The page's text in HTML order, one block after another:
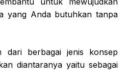
yang Anda butuhkan tanpa
dari berbagai jenis konsep
diantaranya yaitu sebagai